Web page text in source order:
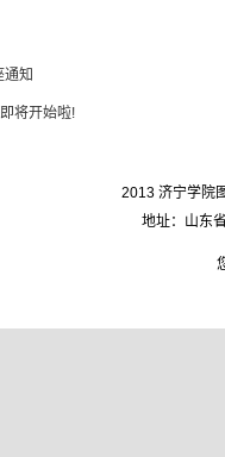
知
将开始啦!
2013 济宁学院
地址：山东